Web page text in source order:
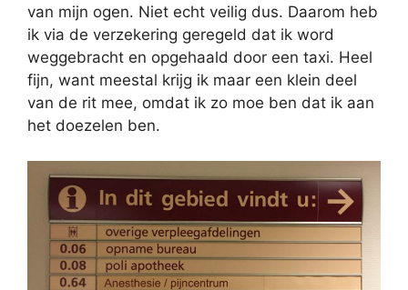
van mijn ogen. Niet echt veilig dus. Daarom heb
ik via de verzekering geregeld dat ik word
weggebracht en opgehaald door een taxi. Heel
fijn, want meestal krijg ik maar een klein deel
van de rit mee, omdat ik zo moe ben dat ik aan
het doezelen ben.